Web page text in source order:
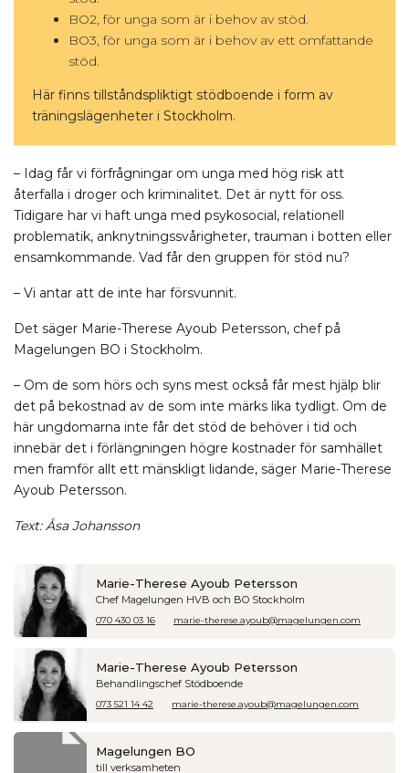
Marie-Therese Ayoub Petersson
Chef Magelungen HVB och BO Stockholm
070 430 03 16 marie-therese.ayoub@magelungen.com
Marie-Therese Ayoub Petersson
Behandlingschef Stödboende
073 521 14 42 marie-therese.ayoub@magelungen.com
Magelungen BO
till verksamheten
BO2, för unga som är i behov av stöd.
BO3, för unga som är i behov av ett omfattande
stöd.
Här finns tillståndspliktigt stödboende i form av
träningslägenheter i Stockholm.
– Idag får vi förfrågningar om unga med hög risk att
återfalla i droger och kriminalitet. Det är nytt för oss.
Tidigare har vi haft unga med psykosocial, relationell
problematik, anknytningssvårigheter, trauman i botten eller
ensamkommande. Vad får den gruppen för stöd nu?
– Vi antar att de inte har försvunnit.
Det säger Marie-Therese Ayoub Petersson, chef på
Magelungen BO i Stockholm.
– Om de som hörs och syns mest också får mest hjälp blir
det på bekostnad av de som inte märks lika tydligt. Om de
här ungdomarna inte får det stöd de behöver i tid och
innebär det i förlängningen högre kostnader för samhället
men framför allt ett mänskligt lidande, säger Marie-Therese
Ayoub Petersson.
Text: Åsa Johansson